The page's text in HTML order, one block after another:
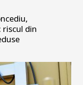
din